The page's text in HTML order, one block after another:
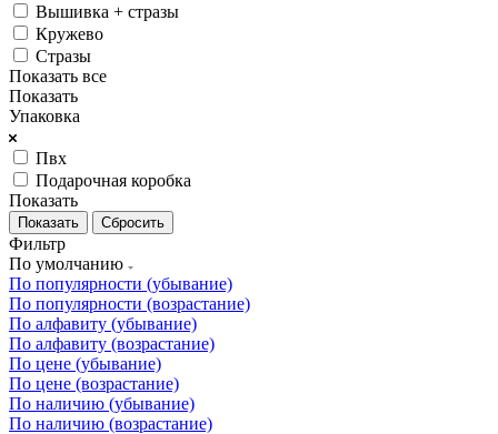
Вышивка + стразы
Кружево
Стразы
Показать все
Показать
Упаковка
Пвх
Подарочная коробка
Показать
Сбросить
Фильтр
По умолчанию
По популярности (убывание)
По популярности (возрастание)
По алфавиту (убывание)
По алфавиту (возрастание)
По цене (убывание)
По цене (возрастание)
По наличию (убывание)
По наличию (возрастание)